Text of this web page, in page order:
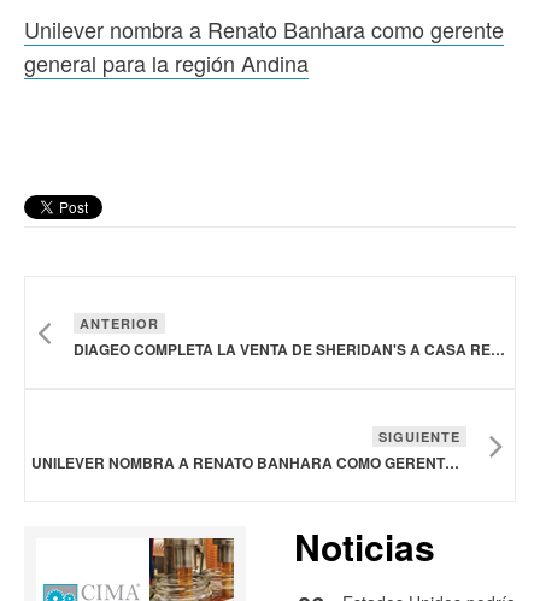
Unilever nombra a Renato Banhara como gerente
general para la región Andina
ANTERIOR
DIAGEO COMPLETA LA VENTA DE SHERIDAN'S A CASA REDONDO
SIGUIENTE
UNILEVER NOMBRA A RENATO BANHARA COMO GERENTE GENERAL PARA LA REGIÓN ANDINA
Noticias